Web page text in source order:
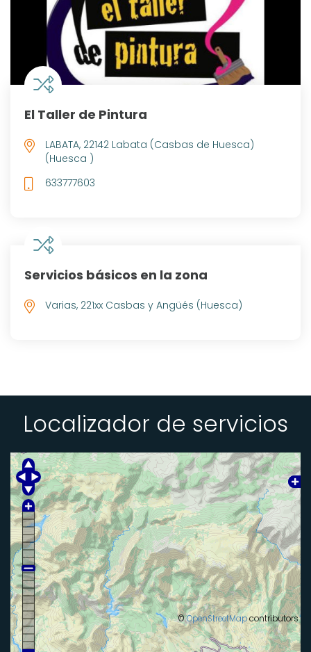
El Taller de Pintura
LABATA, 22142 Labata (Casbas de Huesca)
(Huesca )
633777603
Servicios básicos en la zona
Varias, 221xx Casbas y Angüés (Huesca)
Localizador de servicios
©OpenStreetMapcontributors